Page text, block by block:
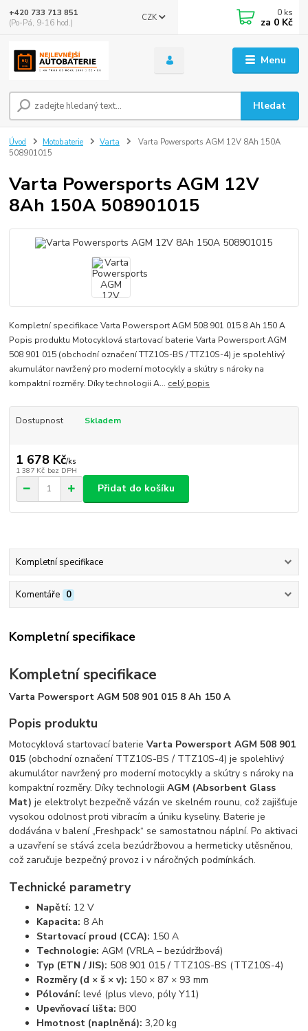
Menu
CZK
Hledat
+420 733 713 851
(Po-Pá, 9-16 hod.)
0 ks
za 0 Kč
Úvod Motobaterie Varta
Varta Powersports AGM 12V 8Ah 150A
508901015
Varta Powersports AGM 12V
8Ah 150A 508901015
Kompletní specifikace Varta Powersport AGM 508 901 015 8 Ah 150 A
Popis produktu Motocyklová startovací baterie Varta Powersport AGM
508 901 015 (obchodní označení TTZ10S-BS / TTZ10S-4) je spolehlivý
akumulátor navržený pro moderní motocykly a skútry s nároky na
kompaktní rozměry. Díky technologii A... celý popis
Dostupnost Skladem
1 678 Kč/ks
1 387 Kč bez DPH
Přidat do košíku
Kompletní specifikace
Komentáře 0
Kompletní specifikace
Kompletní specifikace
Varta Powersport AGM 508 901 015 8 Ah 150 A
Popis produktu
Motocyklová startovací baterieVarta Powersport AGM 508 901
015 (obchodní označení TTZ10S-BS / TTZ10S-4) je spolehlivý
akumulátor navržený pro moderní motocykly a skútry s nároky na
kompaktní rozměry. Díky technologiiAGM (Absorbent Glass
Mat) je elektrolyt bezpečně vázán ve skelném rounu, což zajišťuje
vysokou odolnost proti vibracím a úniku kyseliny. Baterie je
dodávána v balení „Freshpack“ se samostatnou náplní. Po aktivaci
a uzavření se stává zcela bezúdržbovou a hermeticky utěsněnou,
což zaručuje bezpečný provoz i v náročných podmínkách.
Technické parametry
Napětí: 12 V
Kapacita: 8 Ah
Startovací proud (CCA): 150 A
Technologie: AGM (VRLA – bezúdržbová)
Typ (ETN / JIS): 508 901 015 / TTZ10S-BS (TTZ10S-4)
Rozměry (d × š × v): 150 × 87 × 93 mm
Pólování: levé (plus vlevo, póly Y11)
Upevňovací lišta: B00
Hmotnost (naplněná): 3,20 kg